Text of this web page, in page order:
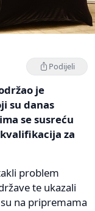
Podijeli
je
su danas
se susreću
za
problem
te ukazali
na pripremama